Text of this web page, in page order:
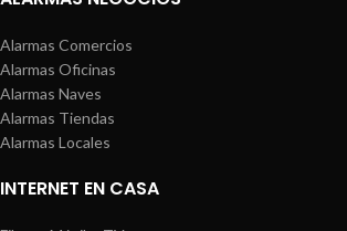
Alarmas Comercios
Alarmas Oficinas
Alarmas Naves
Alarmas Tiendas
Alarmas Locales
INTERNET EN CASA